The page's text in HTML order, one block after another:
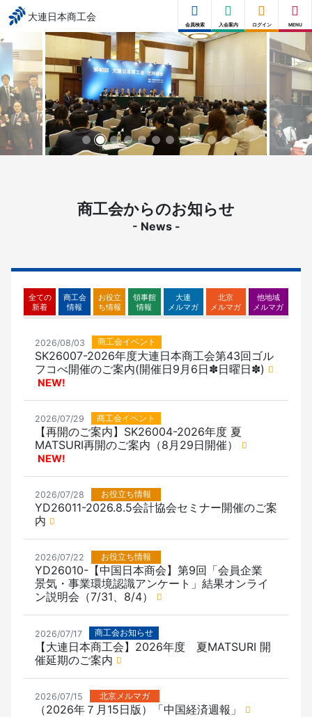
大連日本商工会
会員検索 入会案内 ログイン MENU
商工会からのお知らせ
- News -
全ての
新着
商工会
情報
お役立
ち情報
領事館
情報
大連
メルマガ
北京
メルマガ
他地域
メルマガ
2026/08/03 商工会イベント
SK26007-2026年度大連日本商工会第43回ゴル
フコべ開催のご案内(開催日9月6日✽日曜日✽)
NEW!
2026/07/29 商工会イベント
【再開のご案内】SK26004-2026年度 夏
MATSURI再開のご案内（8月29日開催）
NEW!
2026/07/28 お役立ち情報
YD26011-2026.8.5会計協会セミナー開催のご案
内
2026/07/22 お役立ち情報
YD26010-【中国日本商会】第9回「会員企業
景気・事業環境認識アンケート」結果オンライ
ン説明会（7/31、8/4）
2026/07/17 商工会お知らせ
【大連日本商工会】2026年度 夏MATSURI 開
催延期のご案内
2026/07/15 北京メルマガ
（2026年７月15日版）「中国経済週報」